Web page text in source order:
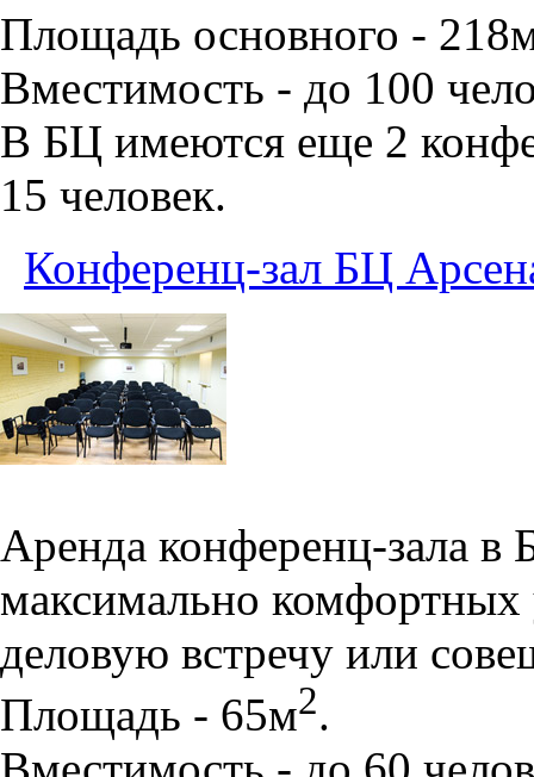
Площадь основного -
Вместимость - до 100
В БЦ имеются еще 2
15 человек.
Конференц-зал БЦ
Аренда конференц-зала в
максимально комфортных
деловую встречу или
Площадь - 65м2.